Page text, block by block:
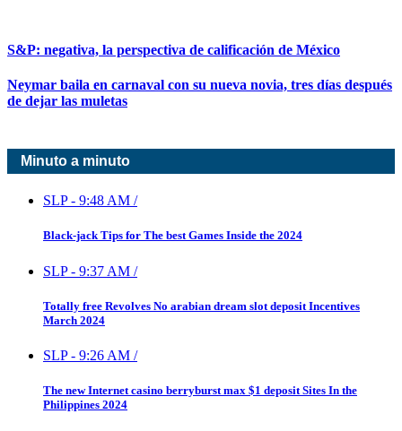
S&P: negativa, la perspectiva de calificación de México
Neymar baila en carnaval con su nueva novia, tres días después
de dejar las muletas
Minuto a minuto
SLP- 9:48 AM /
Black-jack Tips for The best Games Inside the 2024
SLP- 9:37 AM /
Totally free Revolves No arabian dream slot deposit Incentives
March 2024
SLP- 9:26 AM /
The new Internet casino berryburst max $1 deposit Sites In the
Philippines 2024